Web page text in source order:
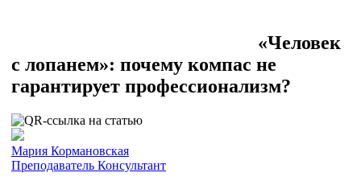
«Человек
с лопанем»: почему компас не
гарантирует профессионализм?
Мария Кормановская
Преподаватель Консультант